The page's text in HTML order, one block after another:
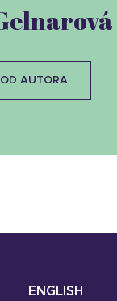
AUTORA
ENGLISH